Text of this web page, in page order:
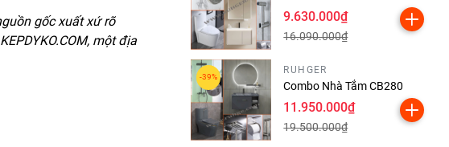
gốc xuất xứ rõ
một địa
9.630.000₫
16.090.000₫
RUHGER
Combo Nhà Tắm CB280
11.950.000₫
19.500.000₫